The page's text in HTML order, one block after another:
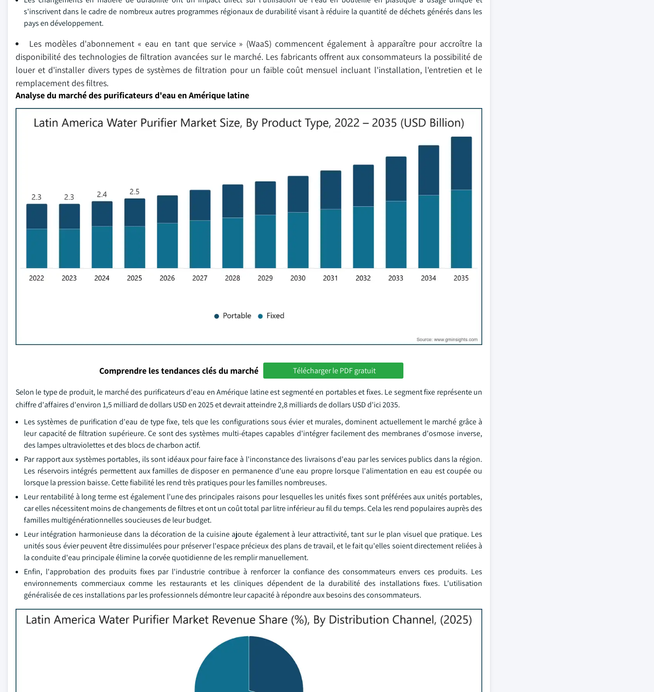
s'inscrivent dans le cadre de nombreux autres programmes régionaux de durabilité visant à réduire la quantité de déchets générés dans les
pays en développement.
Les modèles d'abonnement « eau en tant que service » (WaaS) commencent également à apparaître pour accroître la
disponibilité des technologies de filtration avancées sur le marché. Les fabricants offrent aux consommateurs la possibilité de
louer et d'installer divers types de systèmes de filtration pour un faible coût mensuel incluant l'installation, l'entretien et le
remplacement des filtres.
Analyse du marché des purificateurs d'eau en Amérique latine
Comprendre les tendances clés du marché Télécharger le PDF gratuit
Selon le type de produit, le marché des purificateurs d'eau en Amérique latine est segmenté en portables et fixes. Le segment fixe représente un
chiffre d'affaires d'environ 1,5 milliard de dollars USD en 2025 et devrait atteindre 2,8 milliards de dollars USD d'ici 2035.
Les systèmes de purification d'eau de type fixe, tels que les configurations sous évier et murales, dominent actuellement le marché grâce à
leur capacité de filtration supérieure. Ce sont des systèmes multi-étapes capables d'intégrer facilement des membranes d'osmose inverse,
des lampes ultraviolettes et des blocs de charbon actif.
Par rapport aux systèmes portables, ils sont idéaux pour faire face à l'inconstance des livraisons d'eau par les services publics dans la région.
Les réservoirs intégrés permettent aux familles de disposer en permanence d'une eau propre lorsque l'alimentation en eau est coupée ou
lorsque la pression baisse. Cette fiabilité les rend très pratiques pour les familles nombreuses.
Leur rentabilité à long terme est également l'une des principales raisons pour lesquelles les unités fixes sont préférées aux unités portables,
car elles nécessitent moins de changements de filtres et ont un coût total par litre inférieur au fil du temps. Cela les rend populaires auprès des
familles multigénérationnelles soucieuses de leur budget.
Leur intégration harmonieuse dans la décoration de la cuisine ajoute également à leur attractivité, tant sur le plan visuel que pratique. Les
unités sous évier peuvent être dissimulées pour préserver l'espace précieux des plans de travail, et le fait qu'elles soient directement reliées à
la conduite d'eau principale élimine la corvée quotidienne de les remplir manuellement.
Enfin, l'approbation des produits fixes par l'industrie contribue à renforcer la confiance des consommateurs envers ces produits. Les
environnements commerciaux comme les restaurants et les cliniques dépendent de la durabilité des installations fixes. L'utilisation
généralisée de ces installations par les professionnels démontre leur capacité à répondre aux besoins des consommateurs.